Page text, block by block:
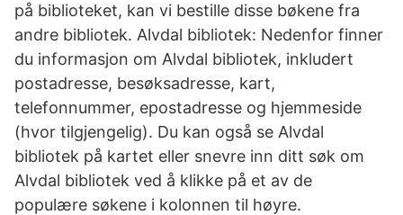
på biblioteket, kan vi bestille disse bøkene fra
andre bibliotek. Alvdal bibliotek: Nedenfor finner
du informasjon om Alvdal bibliotek, inkludert
postadresse, besøksadresse, kart,
telefonnummer, epostadresse og hjemmeside
(hvor tilgjengelig). Du kan også se Alvdal
bibliotek på kartet eller snevre inn ditt søk om
Alvdal bibliotek ved å klikke på et av de
populære søkene i kolonnen til høyre.